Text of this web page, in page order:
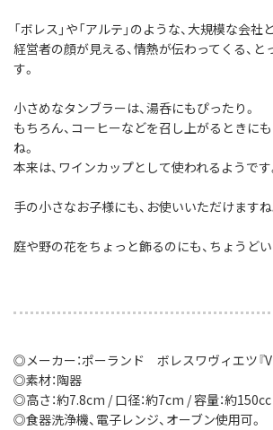
「ボレス」や「アルテ」のような、大規模な会社
経営者の顔が見える、情熱が伝わってくる、と
す。
小さめなタンブラーは、湯呑にもぴったり。
もちろん、コーヒーなどを召し上がるときに
ね。
本来は、ワインカップとして使われるようです
手の小さなお子様にも、お使いいただけますね
庭や野の花をちょっと飾るのにも、ちょうどい
◎メーカー：ポーランド ボレスワヴィエツ『
◎素材：陶器
◎高さ：約7.8cm / 口径：約7cm / 容量：約150cc
◎食器洗浄機、電子レンジ、オーブン使用可。